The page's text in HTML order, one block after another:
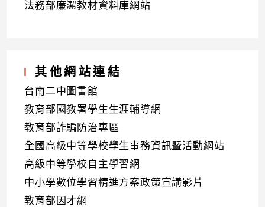
法務部廉潔教材資料庫網站
其他網站連結
台南二中圖書館
教育部國教署學生生涯輔導網
教育部詐騙防治專區
全國高級中等學校學生事務資訊暨活動網站
高級中等學校自主學習網
中小學數位學習精進方案政策宣講影片
教育部因才網